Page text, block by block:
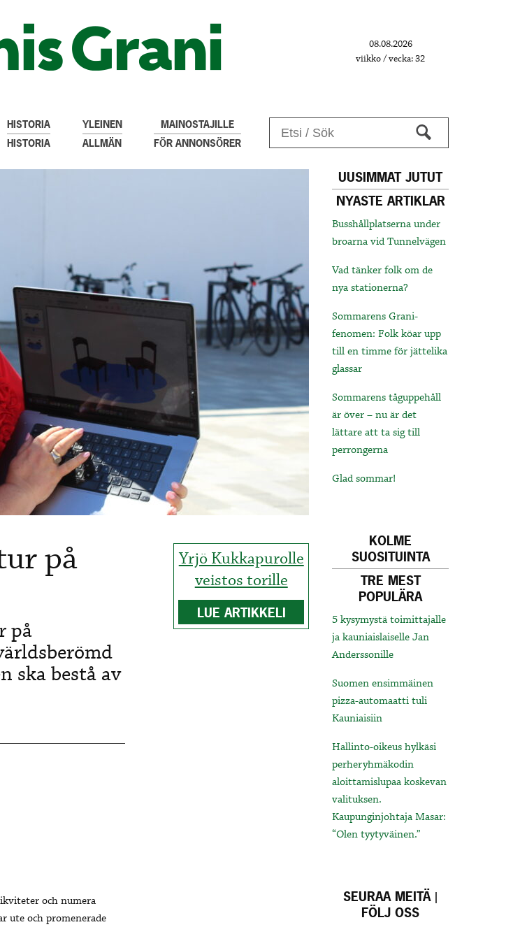
08.08.2026
viikko / vecka: 32
HISTORIA
HISTORIA
YLEINEN
ALLMÄN
MAINOSTAJILLE
FÖR ANNONSÖRER
Yrjö Kukkapurolle
veistos torille
LUE ARTIKKELI
på
på
ska bestå av
och numera
ute och promenerade
UUSIMMAT JUTUT
NYASTE ARTIKLAR
Busshållplatserna under
broarna vid Tunnelvägen
Vad tänker folk om de
nya stationerna?
Sommarens Grani-
fenomen: Folk köar upp
till en timme för jättelika
glassar
Sommarens tåguppehåll
är över – nu är det
lättare att ta sig till
perrongerna
Glad sommar!
KOLME
SUOSITUINTA
TRE MEST
POPULÄRA
5 kysymystä toimittajalle
ja kauniaislaiselle Jan
Anderssonille
Suomen ensimmäinen
pizza-automaatti tuli
Kauniaisiin
Hallinto-oikeus hylkäsi
perheryhmäkodin
aloittamislupaa koskevan
valituksen.
Kaupunginjohtaja Masar:
“Olen tyytyväinen.”
SEURAA MEITÄ |
FÖLJ OSS